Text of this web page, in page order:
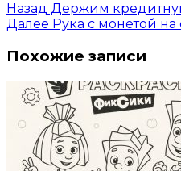
Назад Держим
Далее Рука с монетой на
Похожие записи